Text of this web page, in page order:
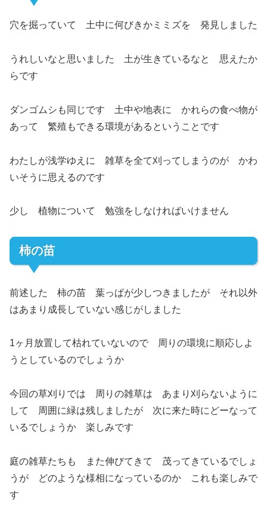
穴を掘っていて 土中に何びきかミミズを 発見しました
うれしいなと思いました 土が生きているなと 思えたか
らです
ダンゴムシも同じです 土中や地表に かれらの食べ物が
あって 繁殖もできる環境があるということです
わたしが浅学ゆえに 雑草を全て刈ってしまうのが かわ
いそうに思えるのです
少し 植物について 勉強をしなければいけません
柿の苗
前述した 柿の苗 葉っぱが少しつきましたが それ以外
はあまり成長していない感じがしました
1ヶ月放置して枯れていないので 周りの環境に順応しよ
うとしているのでしょうか
今回の草刈りでは 周りの雑草は あまり刈らないように
して 周囲に緑は残しましたが 次に来た時にどーなって
いるでしょうか 楽しみです
庭の雑草たちも また伸びてきて 茂ってきているでしょ
うが どのような様相になっているのか これも楽しみで
す